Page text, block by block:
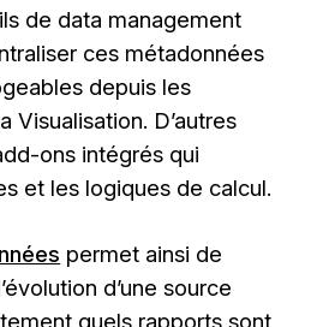
de data management
ces métadonnées
depuis les
Visualisation. D’autres
ons intégrés qui
et les logiques de calcul.
permet ainsi de
d’une source
quels rapports sont